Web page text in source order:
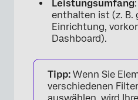
Leistungsumfang
enthalten ist (z. B.
Einrichtung,
Dashboard).
Tipp: Wenn Sie
verschiedenen
auswählen, wird